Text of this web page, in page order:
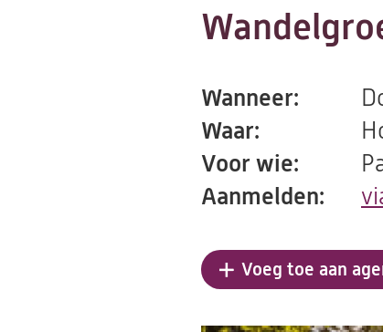
Wanneer:
Waar:
Voor wie:
Aanmelden:
Voeg toe aan